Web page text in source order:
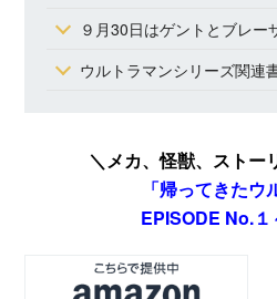
９月30日はゲントとブレー
ウルトラマンシリーズ関連
＼メカ、怪獣、ストー
「帰ってきたウ
EPISODE No.１